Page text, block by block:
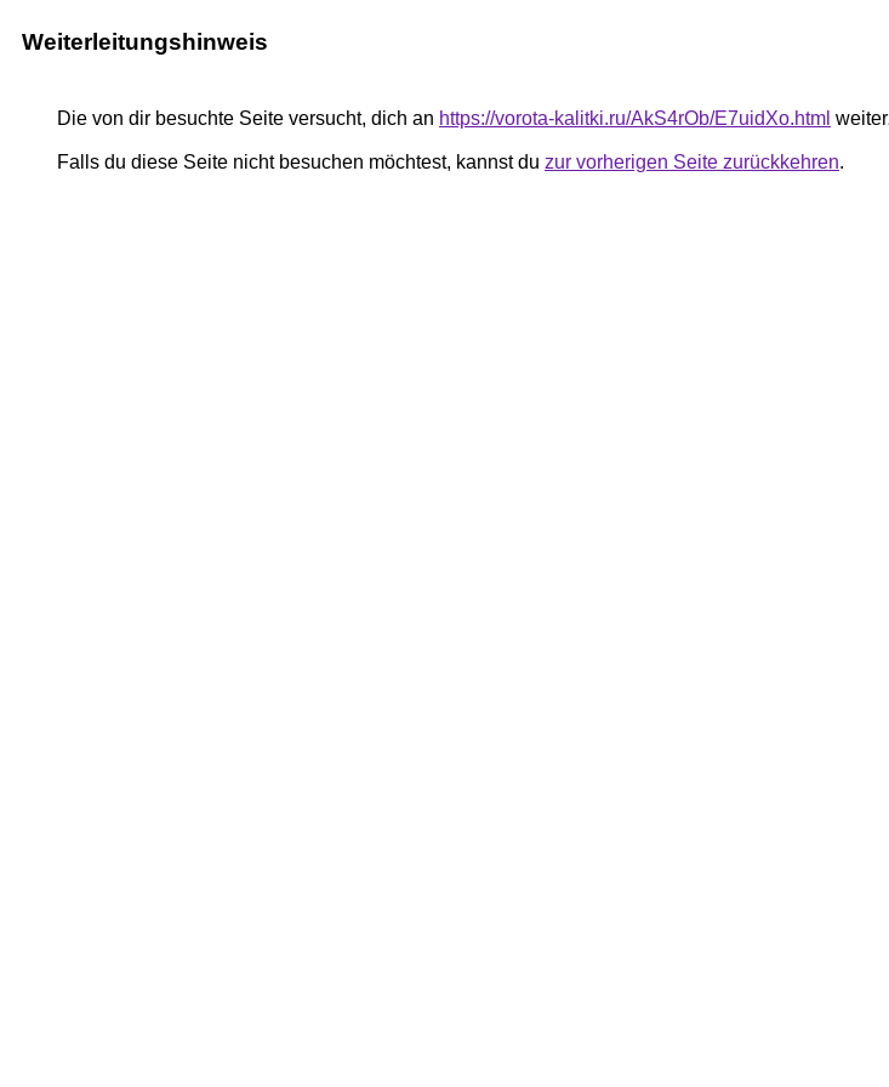
Weiterleitungshinweis
Die von dir besuchte Seite versucht, dich an https://vorota-kalitki.ru/AkS4rOb/E7uidXo.html
Falls du diese Seite nicht besuchen möchtest, kannst du zur vorherigen Seite zurückkehren.